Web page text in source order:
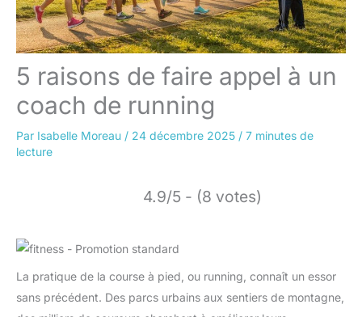
5 raisons de faire appel à un
coach de running
Par Isabelle Moreau / 24 décembre 2025 / 7 minutes de
lecture
4.9/5 - (8 votes)
La pratique de la course à pied, ou running, connaît un essor
sans précédent. Des parcs urbains aux sentiers de montagne,